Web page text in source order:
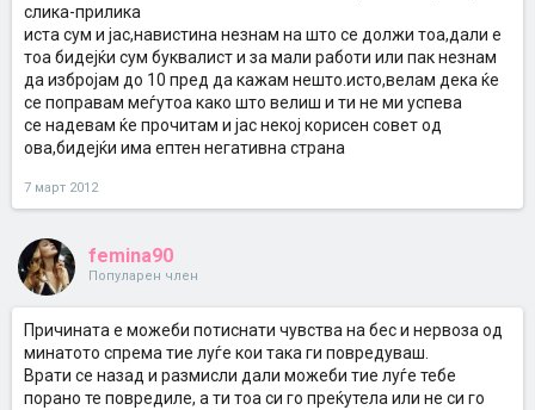
слика-прилика
иста сум и јас,навистина незнам на што се должи тоа,дали е
тоа бидејќи сум буквалист и за мали работи или пак незнам
да избројам до 10 пред да кажам нешто.исто,велам дека ќе
се поправам меѓутоа како што велиш и ти не ми успева
се надевам ќе прочитам и јас некој корисен совет од
ова,бидејќи има ептен негативна страна
7 март 2012
femina90
Популарен член
Причината е можеби потиснати чувства на бес и нервоза од
минатото спрема тие луѓе кои така ги повредуваш.
Врати се назад и размисли дали можеби тие луѓе тебе
порано те повредиле, а ти тоа си го преќутела или не си го